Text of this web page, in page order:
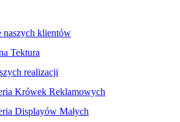
naszych klientów
Tektura
realizacji
Krówek Reklamowych
Displayów Małych